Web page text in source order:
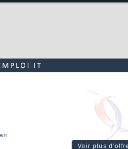
Voir plus